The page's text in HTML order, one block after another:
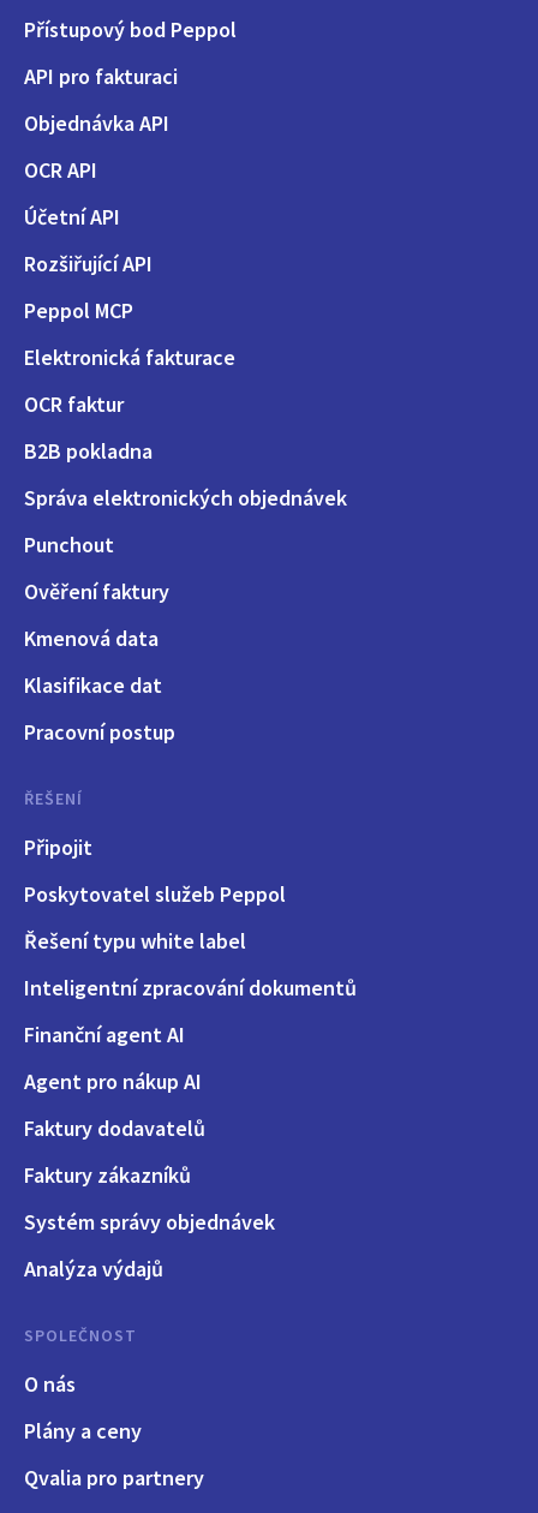
Přístupový bod Peppol
API pro fakturaci
Objednávka API
OCR API
Účetní API
Rozšiřující API
Peppol MCP
Elektronická fakturace
OCR faktur
B2B pokladna
Správa elektronických objednávek
Punchout
Ověření faktury
Kmenová data
Klasifikace dat
Pracovní postup
ŘEŠENÍ
Připojit
Poskytovatel služeb Peppol
Řešení typu white label
Inteligentní zpracování dokumentů
Finanční agent AI
Agent pro nákup AI
Faktury dodavatelů
Faktury zákazníků
Systém správy objednávek
Analýza výdajů
SPOLEČNOST
O nás
Plány a ceny
Qvalia pro partnery